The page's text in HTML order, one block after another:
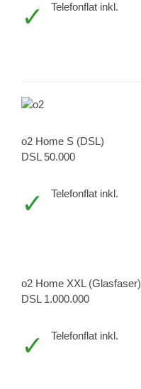
Telefonflat inkl.
o2 Home S (DSL)
DSL 50.000
Telefonflat inkl.
o2 Home XXL (Glasfaser)
DSL 1.000.000
Telefonflat inkl.